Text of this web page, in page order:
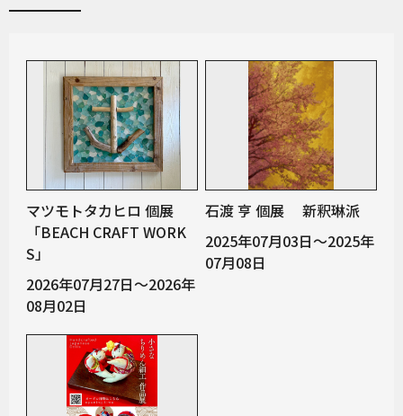
マツモトタカヒロ 個展
「BEACH CRAFT WORK
S」
2026年07月27日～2026年
08月02日
石渡 亨 個展 新釈琳派
2025年07月03日～2025年
07月08日